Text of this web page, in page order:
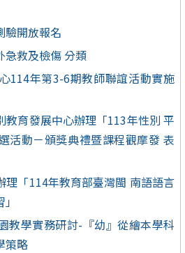
驗開放報名
急救及檢傷 分類
114年第3-6期教師聯誼活動實施
教育發展中心辦理「113年性別 平
活動－頒獎典禮暨課程觀摩發 表
理「114年教育部臺灣閩 南語語言
教學實務研討-『幼』從繪本學科
策略